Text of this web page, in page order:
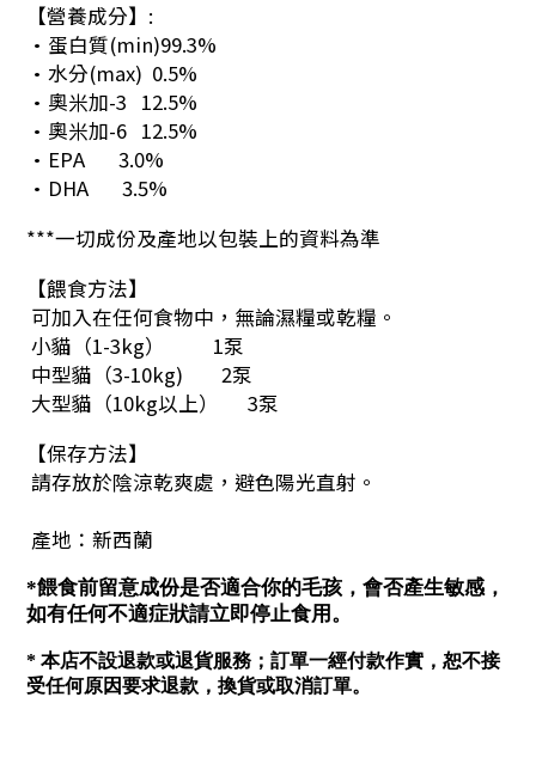
【營養成分】:
•蛋白質(min)99.3%
•水分(max) 0.5%
•奧米加-3 12.5%
•奧米加-6 12.5%
•EPA 3.0%
•DHA 3.5%
***一切成份及產地以包裝上的資料為準
【餵食方法】
可加入在任何食物中，無論濕糧或乾糧。
小貓（1-3kg） 1泵
中型貓（3-10kg) 2泵
大型貓（10kg以上） 3泵
【保存方法】
請存放於陰涼乾爽處，避色陽光直射。
產地：新西蘭
*餵食前留意成份是否適合你的毛孩，會否產生敏感，
如有任何不適症狀請立即停止食用。
* 本店不設退款或退貨服務；訂單一經付款作實，恕不接
受任何原因要求退款，換貨或取消訂單。